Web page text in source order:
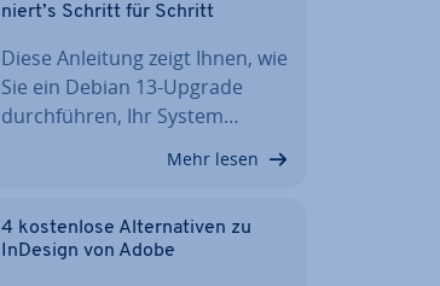
niert’s Schritt für Schritt
Diese Anleitung zeigt Ihnen, wie
Sie ein Debian 13-Upgrade
durch­füh­ren, Ihr System…
Mehr lesen
4 kos­ten­lo­se Al­ter­na­ti­ven zu
InDesign von Adobe